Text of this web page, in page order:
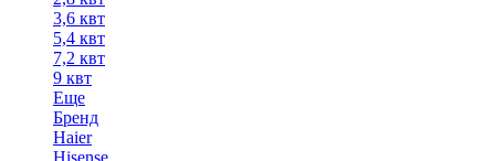
3,6 квт
5,4 квт
7,2 квт
9 квт
Еще
Бренд
Haier
Hisense